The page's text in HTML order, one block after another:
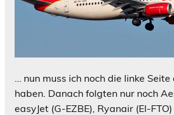
… nun muss ich noch die linke
haben. Danach folgten nur noch
easyJet (G-EZBE), Ryanair (EI-